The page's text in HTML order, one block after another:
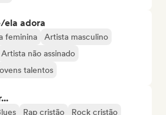
ela adora
feminina
Artista masculino
Artista não assinado
talentos
Rap cristão Rock cristão